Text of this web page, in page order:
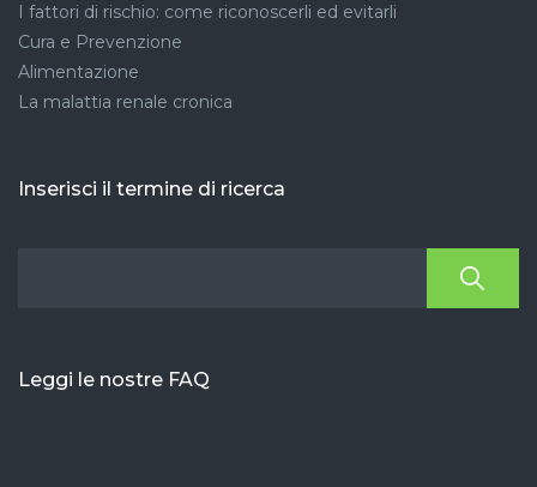
I fattori di rischio: come riconoscerli ed evitarli
Cura e Prevenzione
Alimentazione
La malattia renale cronica
Inserisci il termine di ricerca
Leggi le nostre FAQ